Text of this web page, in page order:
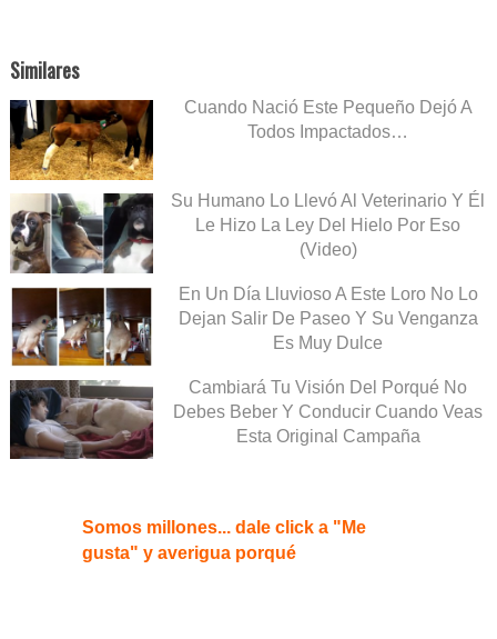
Similares
Cuando Nació Este Pequeño Dejó A
Todos Impactados…
Su Humano Lo Llevó Al Veterinario Y Él
Le Hizo La Ley Del Hielo Por Eso
(Video)
En Un Día Lluvioso A Este Loro No Lo
Dejan Salir De Paseo Y Su Venganza
Es Muy Dulce
Cambiará Tu Visión Del Porqué No
Debes Beber Y Conducir Cuando Veas
Esta Original Campaña
Somos millones... dale click a "Me
gusta" y averigua porqué